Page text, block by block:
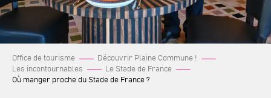
Office de tourisme
Découvrir Plaine Commune !
Les incontournables
Le Stade de France
Où manger proche du Stade de France ?